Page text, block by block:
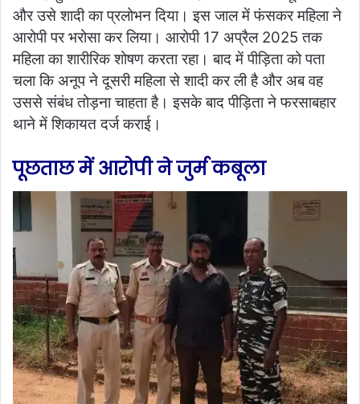
और उसे शादी का प्रलोभन दिया। इस जाल में फंसकर महिला ने
आरोपी पर भरोसा कर लिया। आरोपी 17 अप्रैल 2025 तक
महिला का शारीरिक शोषण करता रहा। बाद में पीड़िता को पता
चला कि अनूप ने दूसरी महिला से शादी कर ली है और अब वह
उससे संबंध तोड़ना चाहता है। इसके बाद पीड़िता ने फरसाबहार
थाने में शिकायत दर्ज कराई।
पूछताछ में आरोपी ने जुर्म कबूला